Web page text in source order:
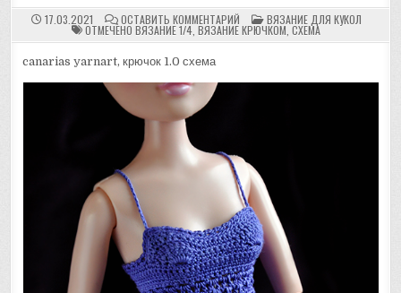
17.03.2021 ОСТАВИТЬ КОММЕНТАРИЙНА
АЖУРНОЕ
ПЛАТЬЕ
ОПУБЛИКОВАНО
В
ВЯЗАНИЕ ДЛЯ КУКОЛ
ОТМЕЧЕНО ВЯЗАНИЕ 1/4 ВЯЗАНИЕ КРЮЧКОМ СХЕМА
canarias yarnart, крючок 1.0 схема